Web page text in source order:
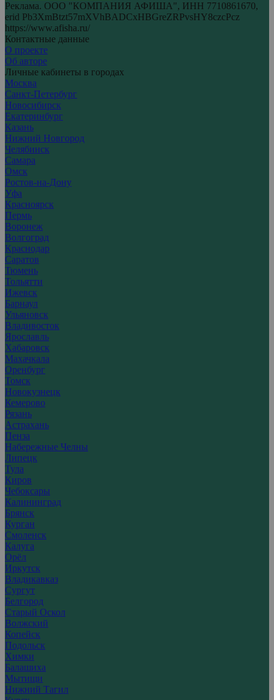
Реклама. ООО "КОМПАНИЯ АФИША", ИНН 7710861670,
erid Pb3XmBtzt57mXVhBADCxHBGreZRPvsHY8czcPcz
https://www.afisha.ru/
Контактные данные
О проекте
Об авторе
Личные кабинеты в городах
Москва
Санкт-Петербург
Новосибирск
Екатеринбург
Казань
Нижний Новгород
Челябинск
Самара
Омск
Ростов-на-Дону
Уфа
Красноярск
Пермь
Воронеж
Волгоград
Краснодар
Саратов
Тюмень
Тольятти
Ижевск
Барнаул
Ульяновск
Владивосток
Ярославль
Хабаровск
Махачкала
Оренбург
Томск
Новокузнецк
Кемерово
Рязань
Астрахань
Пенза
Набережные Челны
Липецк
Тула
Киров
Чебоксары
Калининград
Брянск
Курган
Смоленск
Калуга
Орёл
Иркутск
Владикавказ
Сургут
Белгород
Старый Оскол
Волжский
Копейск
Подольск
Химки
Балашиха
Мытищи
Нижний Тагил